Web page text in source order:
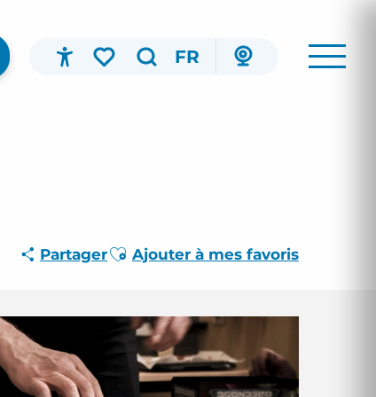
FR
PartagerAjouter aux favoris
Ajouter à mes favoris